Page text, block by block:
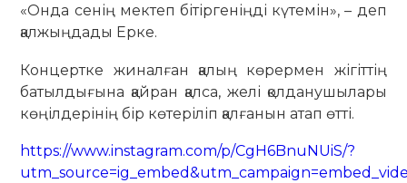
«Онда сенің мектеп бітіргеніңді күтемін», – деп
қалжыңдады Ерке.
Концертке жиналған қалың көрермен жігіттің
батылдығына қайран қалса, желі қолданушылары
көңілдерінің бір көтеріліп қалғанын атап өтті.
https://www.instagram.com/p/CgH6BnuNUiS/?